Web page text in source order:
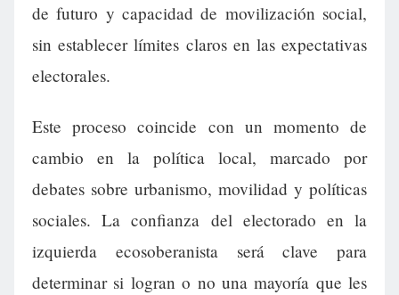
de futuro y capacidad de movilización social,
sin establecer límites claros en las expectativas
electorales.
Este proceso coincide con un momento de
cambio en la política local, marcado por
debates sobre urbanismo, movilidad y políticas
sociales. La confianza del electorado en la
izquierda ecosoberanista será clave para
determinar si logran o no una mayoría que les